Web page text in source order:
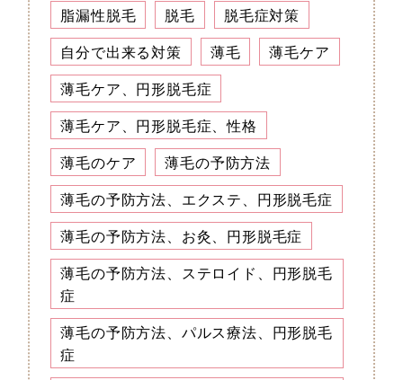
脂漏性脱毛
脱毛
脱毛症対策
自分で出来る対策
薄毛
薄毛ケア
薄毛ケア、円形脱毛症
薄毛ケア、円形脱毛症、性格
薄毛のケア
薄毛の予防方法
薄毛の予防方法、エクステ、円形脱毛症
薄毛の予防方法、お灸、円形脱毛症
薄毛の予防方法、ステロイド、円形脱毛
症
薄毛の予防方法、パルス療法、円形脱毛
症